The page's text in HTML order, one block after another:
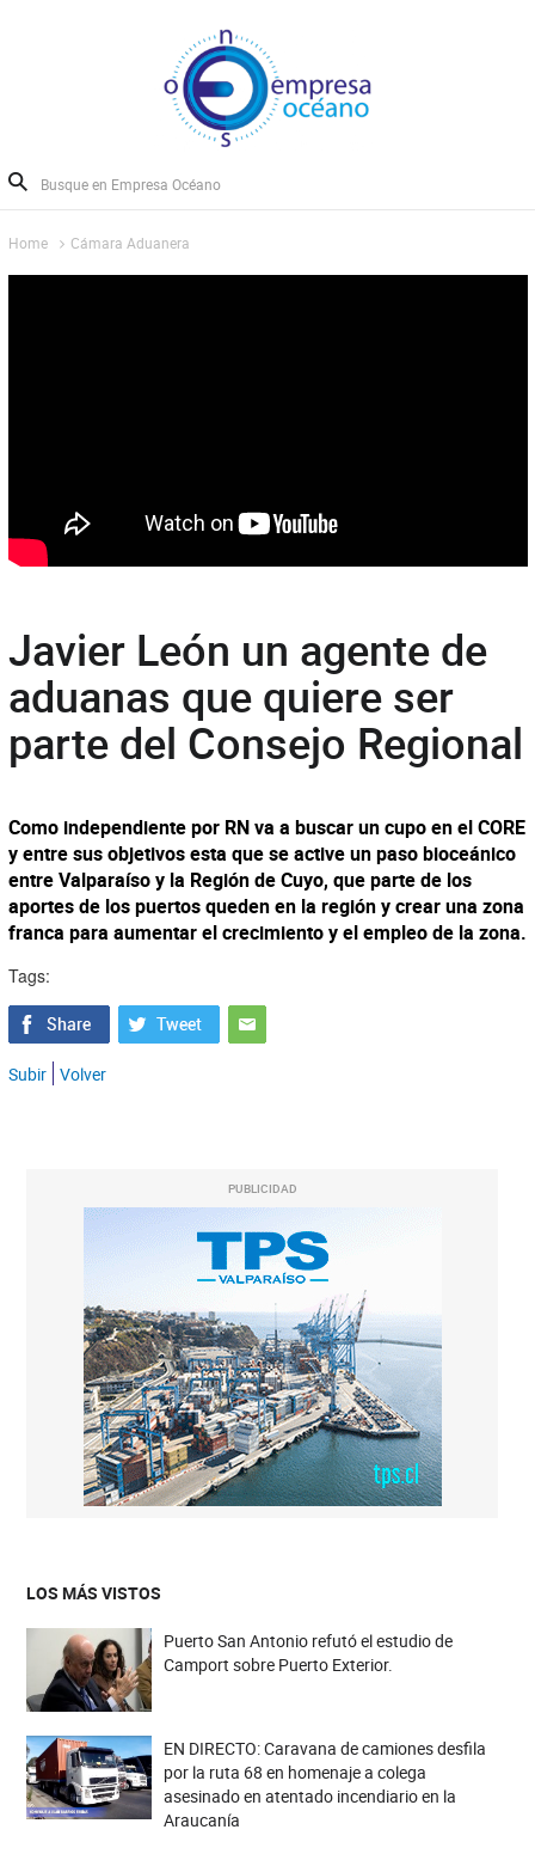
Home Cámara Aduanera
Javier León un agente de
aduanas que quiere ser
parte del Consejo Regional
Como independiente por RN va a buscar un cupo en el CORE
y entre sus objetivos esta que se active un paso bioceánico
entre Valparaíso y la Región de Cuyo, que parte de los
aportes de los puertos queden en la región y crear una zona
franca para aumentar el crecimiento y el empleo de la zona.
Tags:
Subir Volver
PUBLICIDAD
LOS MÁS VISTOS
Puerto San Antonio refutó el estudio de
Camport sobre Puerto Exterior.
EN DIRECTO: Caravana de camiones desfila
por la ruta 68 en homenaje a colega
asesinado en atentado incendiario en la
Araucanía